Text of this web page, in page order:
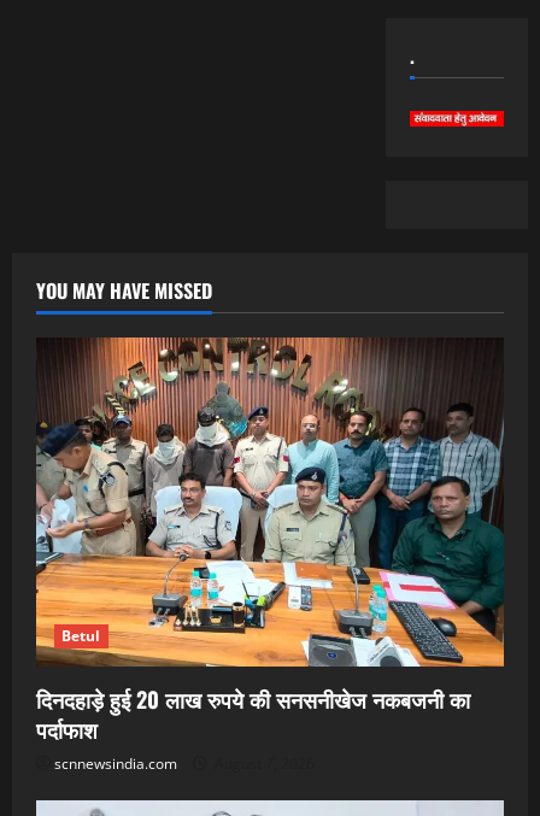
.
YOU MAY HAVE MISSED
Betul
दिनदहाड़े हुई 20 लाख रुपये की सनसनीखेज नकबजनी का
पर्दाफाश
scnnewsindia.com